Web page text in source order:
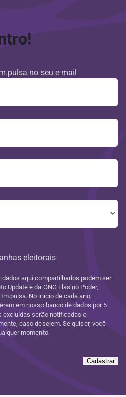
no seu e-mail
eleitorais
dados aqui compartilhados podem ser
Update e da ONG Elas no Poder,
No início de cada ano,
em nosso banco de dados por 5
excluídas serão notificadas e
caso desejem. Se quiser, você
momento.
Cadastrar